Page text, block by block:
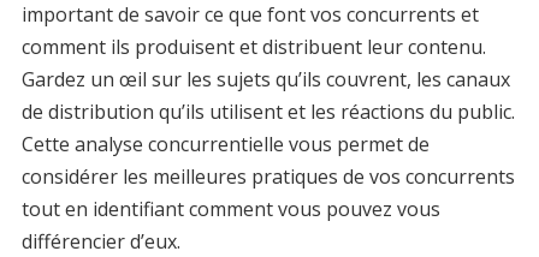
important de savoir ce que font vos concurrents et
comment ils produisent et distribuent leur contenu.
Gardez un œil sur les sujets qu’ils couvrent, les canaux
de distribution qu’ils utilisent et les réactions du public.
Cette analyse concurrentielle vous permet de
considérer les meilleures pratiques de vos concurrents
tout en identifiant comment vous pouvez vous
différencier d’eux.